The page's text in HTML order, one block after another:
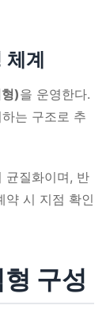
계
)을 운영한다.
는 구조로 추
균질화이며, 반
약 시 지점 확인
구성